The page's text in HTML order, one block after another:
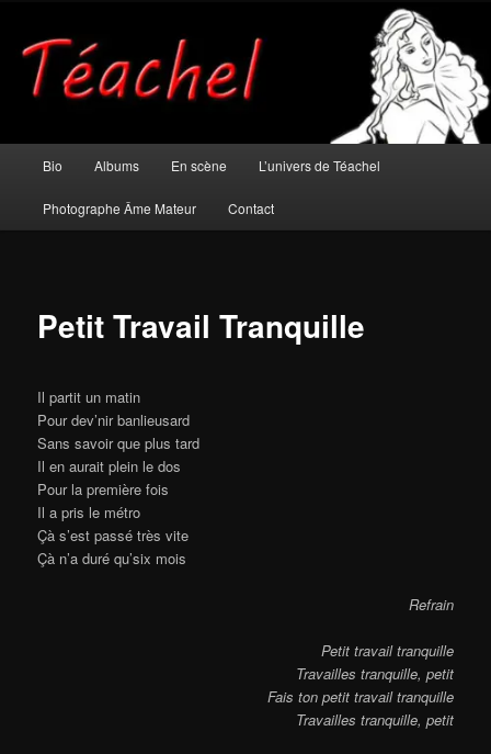
contenu
principalTéachel
principal
Bio Albums En scène L’univers de Téachel
Photographe Âme Mateur Contact
Petit Travail Tranquille
Il partit un matin
Pour dev’nir banlieusard
Sans savoir que plus tard
Il en aurait plein le dos
Pour la première fois
Il a pris le métro
Çà s’est passé très vite
Çà n’a duré qu’six mois
Refrain
Petit travail tranquille
Travailles tranquille, petit
Fais ton petit travail tranquille
Travailles tranquille, petit